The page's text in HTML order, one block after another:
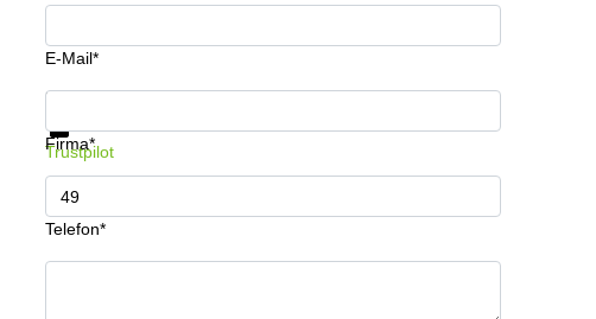
E-Mail*
Firma*
Telefon*
Informationen und Preise erhalten
Trustpilot